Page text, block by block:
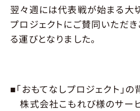
翌々週には代表戦が始まる大
プロジェクトにご賛同いただ
る運びとなりました。
■「おもてなしプロジェクト」
株式会社こもれび様のサー